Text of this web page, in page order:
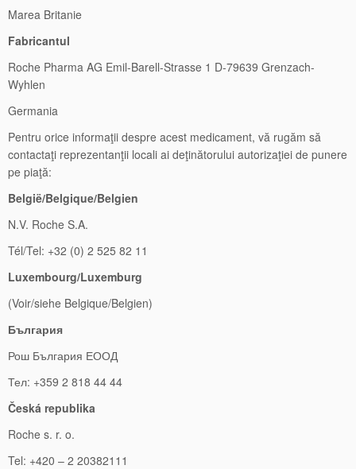
Marea Britanie
Fabricantul
Roche Pharma AG Emil-Barell-Strasse 1 D-79639 Grenzach-
Wyhlen
Germania
Pentru orice informaţii despre acest medicament, vă rugăm să
contactaţi reprezentanţii locali ai deţinătorului autorizaţiei de punere
pe piaţă:
België/Belgique/Belgien
N.V. Roche S.A.
Tél/Tel: +32 (0) 2 525 82 11
Luxembourg/Luxemburg
(Voir/siehe Belgique/Belgien)
България
Рош България ЕООД
Тел: +359 2 818 44 44
Česká republika
Roche s. r. o.
Tel: +420 – 2 20382111